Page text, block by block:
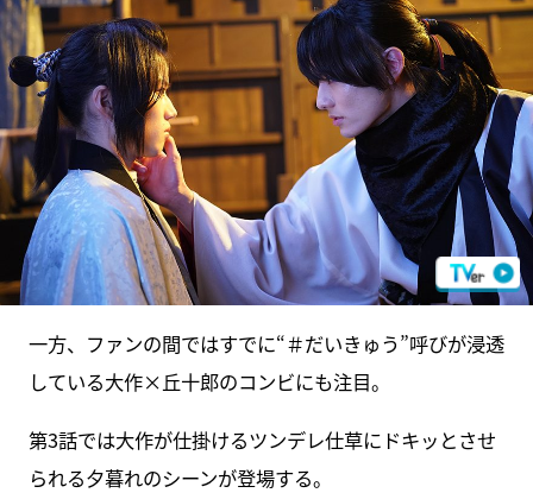
一方、ファンの間ではすでに“＃だいきゅう”呼びが浸透
している大作×丘十郎のコンビにも注目。
第3話では大作が仕掛けるツンデレ仕草にドキッとさせ
られる夕暮れのシーンが登場する。